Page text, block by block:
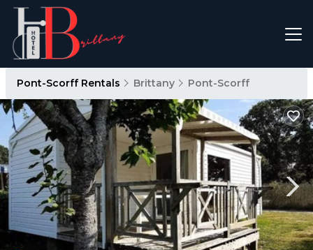
Pont-Scorff Rentals Brittany Pont-Scorff